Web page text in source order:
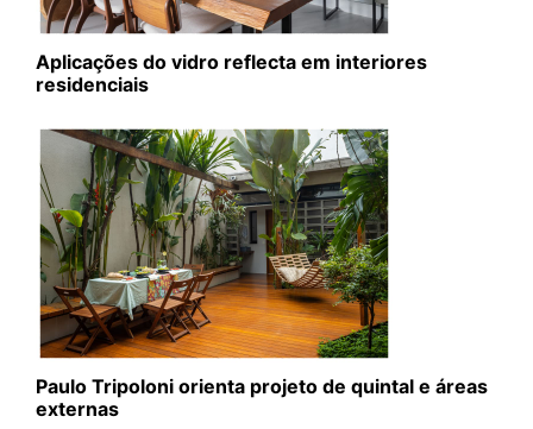
Aplicações do vidro reflecta em interiores
residenciais
Paulo Tripoloni orienta projeto de quintal e áreas
externas